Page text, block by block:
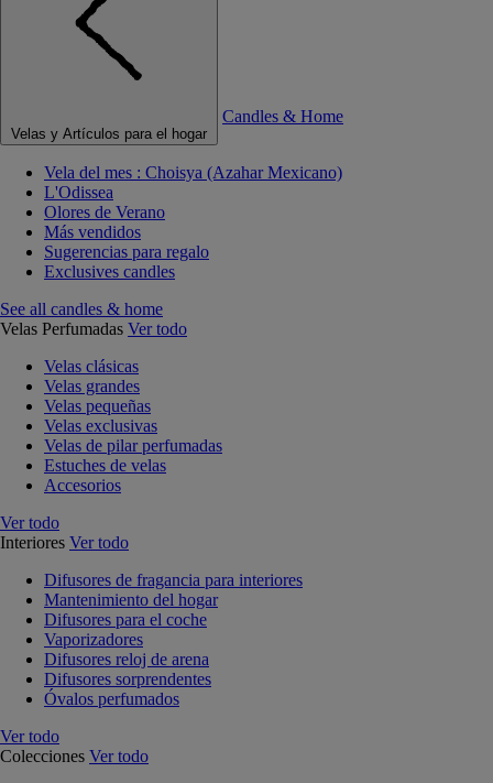
Velas y Artículos para el hogar
Candles & Home
Vela del mes : Choisya (Azahar Mexicano)
L'Odissea
Olores de Verano
Más vendidos
Sugerencias para regalo
Exclusives candles
See all candles & home
Velas Perfumadas Ver todo
Velas clásicas
Velas grandes
Velas pequeñas
Velas exclusivas
Velas de pilar perfumadas
Estuches de velas
Accesorios
Ver todo
Interiores Ver todo
Difusores de fragancia para interiores
Mantenimiento del hogar
Difusores para el coche
Vaporizadores
Difusores reloj de arena
Difusores sorprendentes
Óvalos perfumados
Ver todo
Colecciones Ver todo